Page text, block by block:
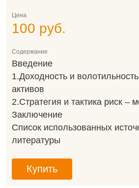
Цена
100 руб.
Содержание
Введение
1.Доходность и
активов
2.Стратегия и тактика риск –
Заключение
Список использованных
литературы
Купить